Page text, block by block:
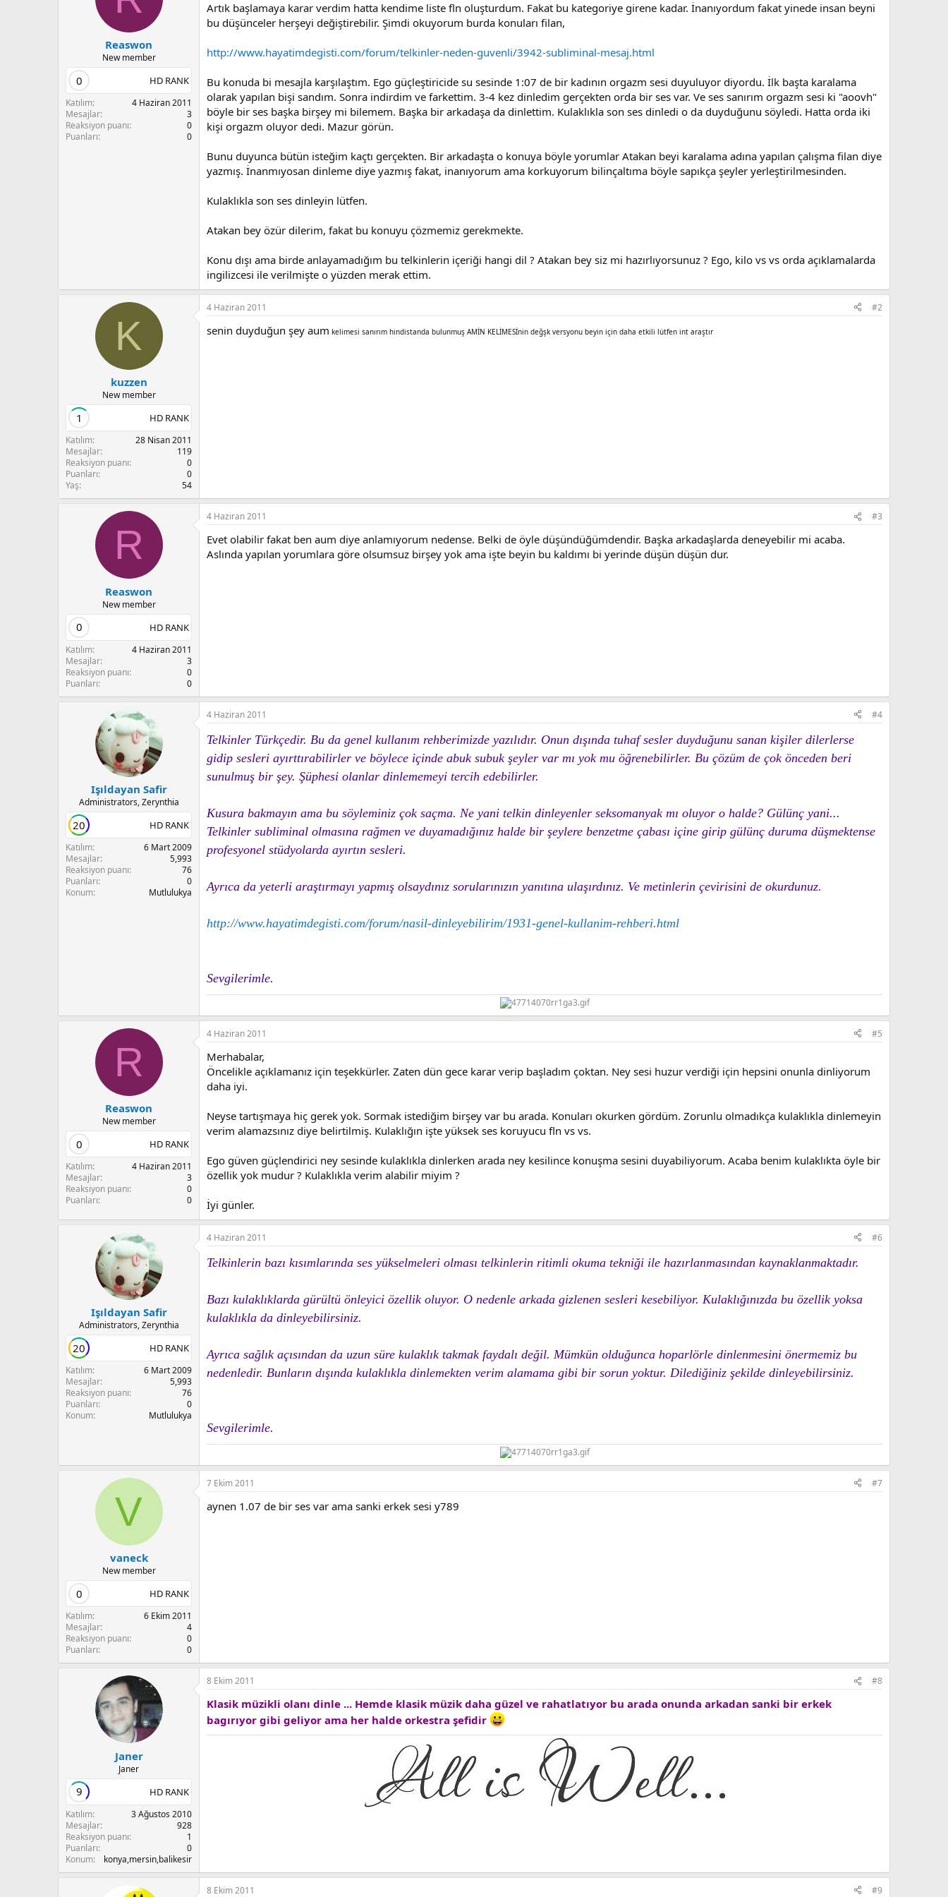
Reaswon
New member
0 HD RANK
Katılım
4 Haziran 2011
Mesajlar
3
Reaksiyon puanı
0
Puanları
0
Artık başlamaya karar verdim hatta kendime liste fln oluşturdum. Fakat bu kategoriye girene kadar. İnanıyordum fakat yinede insan beyni
bu düşünceler herşeyi değiştirebilir. Şimdi okuyorum burda konuları filan,
http://www.hayatimdegisti.com/forum/telkinler-neden-guvenli/3942-subliminal-mesaj.html
Bu konuda bi mesajla karşılaştım. Ego güçleştiricide su sesinde 1:07 de bir kadının orgazm sesi duyuluyor diyordu. İlk başta karalama
olarak yapılan bişi sandım. Sonra indirdim ve farkettim. 3-4 kez dinledim gerçekten orda bir ses var. Ve ses sanırım orgazm sesi ki "aoovh"
böyle bir ses başka birşey mi bilemem. Başka bir arkadaşa da dinlettim. Kulaklıkla son ses dinledi o da duyduğunu söyledi. Hatta orda iki
kişi orgazm oluyor dedi. Mazur görün.
Bunu duyunca bütün isteğim kaçtı gerçekten. Bir arkadaşta o konuya böyle yorumlar Atakan beyi karalama adına yapılan çalışma filan diye
yazmış. İnanmıyosan dinleme diye yazmış fakat, inanıyorum ama korkuyorum bilinçaltıma böyle sapıkça şeyler yerleştirilmesinden.
Kulaklıkla son ses dinleyin lütfen.
Atakan bey özür dilerim, fakat bu konuyu çözmemiz gerekmekte.
Konu dışı ama birde anlayamadığım bu telkinlerin içeriği hangi dil ? Atakan bey siz mi hazırlıyorsunuz ? Ego, kilo vs vs orda açıklamalarda
ingilizcesi ile verilmişte o yüzden merak ettim.
K
kuzzen
New member
1 HD RANK
Katılım
28 Nisan 2011
Mesajlar
119
Reaksiyon puanı
0
Puanları
0
Yaş
54
4 Haziran 2011 #2
senin duyduğun şey aum kelimesi sanırım hindistanda bulunmuş AMİN KELİMESİnin değşk versyonu beyin için daha etkili lütfen int araştır
R
Reaswon
New member
0 HD RANK
Katılım
4 Haziran 2011
Mesajlar
3
Reaksiyon puanı
0
Puanları
0
4 Haziran 2011 #3
Evet olabilir fakat ben aum diye anlamıyorum nedense. Belki de öyle düşündüğümdendir. Başka arkadaşlarda deneyebilir mi acaba.
Aslında yapılan yorumlara göre olsumsuz birşey yok ama işte beyin bu kaldımı bi yerinde düşün düşün dur.
Işıldayan Safir
Administrators, Zerynthia
20 HD RANK
Katılım
6 Mart 2009
Mesajlar
5,993
Reaksiyon puanı
76
Puanları
0
Konum
Mutlulukya
4 Haziran 2011 #4
Telkinler Türkçedir. Bu da genel kullanım rehberimizde yazılıdır. Onun dışında tuhaf sesler duyduğunu sanan kişiler dilerlerse
gidip sesleri ayırttırabilirler ve böylece içinde abuk subuk şeyler var mı yok mu öğrenebilirler. Bu çözüm de çok önceden beri
sunulmuş bir şey. Şüphesi olanlar dinlememeyi tercih edebilirler.
Kusura bakmayın ama bu söyleminiz çok saçma. Ne yani telkin dinleyenler seksomanyak mı oluyor o halde? Gülünç yani...
Telkinler subliminal olmasına rağmen ve duyamadığınız halde bir şeylere benzetme çabası içine girip gülünç duruma düşmektense
profesyonel stüdyolarda ayırtın sesleri.
Ayrıca da yeterli araştırmayı yapmış olsaydınız sorularınızın yanıtına ulaşırdınız. Ve metinlerin çevirisini de okurdunuz.
http://www.hayatimdegisti.com/forum/nasil-dinleyebilirim/1931-genel-kullanim-rehberi.html
Sevgilerimle.
R
Reaswon
New member
0 HD RANK
Katılım
4 Haziran 2011
Mesajlar
3
Reaksiyon puanı
0
Puanları
0
4 Haziran 2011 #5
Merhabalar,
Öncelikle açıklamanız için teşekkürler. Zaten dün gece karar verip başladım çoktan. Ney sesi huzur verdiği için hepsini onunla dinliyorum
daha iyi.
Neyse tartışmaya hiç gerek yok. Sormak istediğim birşey var bu arada. Konuları okurken gördüm. Zorunlu olmadıkça kulaklıkla dinlemeyin
verim alamazsınız diye belirtilmiş. Kulaklığın işte yüksek ses koruyucu fln vs vs.
Ego güven güçlendirici ney sesinde kulaklıkla dinlerken arada ney kesilince konuşma sesini duyabiliyorum. Acaba benim kulaklıkta öyle bir
özellik yok mudur ? Kulaklıkla verim alabilir miyim ?
İyi günler.
Işıldayan Safir
Administrators, Zerynthia
20 HD RANK
Katılım
6 Mart 2009
Mesajlar
5,993
Reaksiyon puanı
76
Puanları
0
Konum
Mutlulukya
4 Haziran 2011 #6
Telkinlerin bazı kısımlarında ses yükselmeleri olması telkinlerin ritimli okuma tekniği ile hazırlanmasından kaynaklanmaktadır.
Bazı kulaklıklarda gürültü önleyici özellik oluyor. O nedenle arkada gizlenen sesleri kesebiliyor. Kulaklığınızda bu özellik yoksa
kulaklıkla da dinleyebilirsiniz.
Ayrıca sağlık açısından da uzun süre kulaklık takmak faydalı değil. Mümkün olduğunca hoparlörle dinlenmesini önermemiz bu
nedenledir. Bunların dışında kulaklıkla dinlemekten verim alamama gibi bir sorun yoktur. Dilediğiniz şekilde dinleyebilirsiniz.
Sevgilerimle.
V
vaneck
New member
0 HD RANK
Katılım
6 Ekim 2011
Mesajlar
4
Reaksiyon puanı
0
Puanları
0
7 Ekim 2011 #7
aynen 1.07 de bir ses var ama sanki erkek sesi y789
Janer
Janer
9 HD RANK
Katılım
3 Ağustos 2010
Mesajlar
928
Reaksiyon puanı
1
Puanları
0
Konum
konya,mersin,balikesir
8 Ekim 2011 #8
Klasik müzikli olanı dinle ... Hemde klasik müzik daha güzel ve rahatlatıyor bu arada onunda arkadan sanki bir erkek
bagırıyor gibi geliyor ama her halde orkestra şefidir
8 Ekim 2011 #9